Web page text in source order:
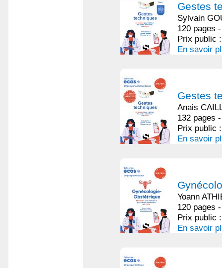
Gestes
Sylvain
120 pages
Prix public
En savoir
Gestes
Anais
132 pages
Prix public
En savoir
Yoann
120 pages
Prix public
En savoir